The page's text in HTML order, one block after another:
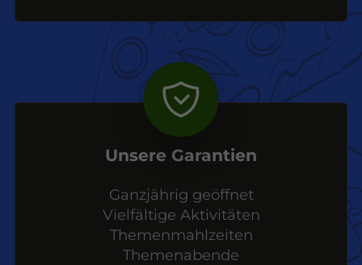
Unsere Garantien
Ganzjährig geöffnet
Vielfältige Aktivitäten
Themenmahlzeiten
Themenabende